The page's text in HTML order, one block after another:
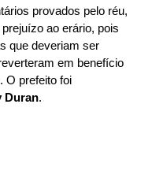
provados pelo réu,
ao erário, pois
que deveriam ser
em benefício
O prefeito foi
Duran.